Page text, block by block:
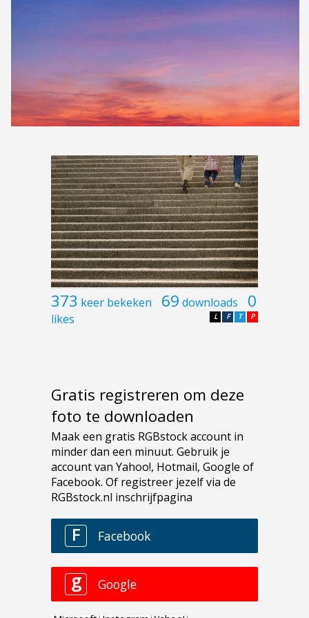
373 keer bekeken 69 downloads 0
likes P
T
F
L
Gratis registreren om deze
foto te downloaden